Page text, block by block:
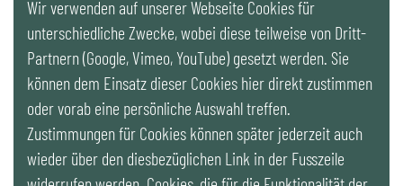
LinkedIn
Newsletter
Wir verwenden auf unserer Webseite Cookies für
unterschiedliche Zwecke, wobei diese teilweise von Dritt-
Partnern (Google, Vimeo, YouTube) gesetzt werden. Sie
können dem Einsatz dieser Cookies hier direkt zustimmen
oder vorab eine persönliche Auswahl treffen.
Zustimmungen für Cookies können später jederzeit auch
wieder über den diesbezüglichen Link in der Fusszeile